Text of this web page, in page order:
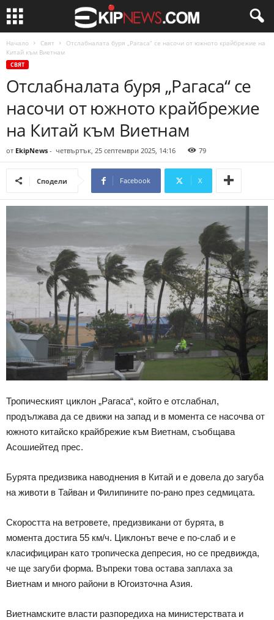
Начало Свят
Отслабналата буря „Рагаса“ се насочи от южното крайбрежие на
Китай към Виетнам
СВЯТ
Отслабналата буря „Рагаса“ се
насочи от южното крайбрежие
на Китай към Виетнам
от EkipNews - четвъртък, 25 септември 2025, 14:16 79
Сподели Facebook X
Тропическият циклон „Рагаса“, който е отслабнал,
продължава да се движи на запад и в момента се насочва от
южното китайско крайбрежие към Виетнам, съобщава
Асошиейтед прес.
Бурята предизвика наводнения в Китай и е довела до загуба
на животи в Тайван и Филипините по-рано през седмицата.
Скоростта на ветровете, предизвикани от бурята, в
момента достига 55 км/ч. Циклонът вече е по-слаб и е
класифициран като тропическа депресия, но се предвижда,
че ще загуби форма. Въпреки това остава заплаха за
Виетнам и много райони в Югоизточна Азия.
Виетнамските власти разпоредиха на министерствата и